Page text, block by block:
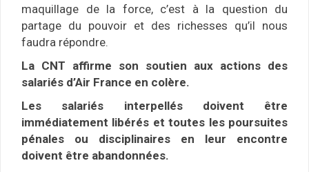
maquillage de la force, c’est à la question du
partage du pouvoir et des richesses qu’il nous
faudra répondre.
La CNT affirme son soutien aux actions des
salariés d’Air France en colère.
Les salariés interpellés doivent être
immédiatement libérés et toutes les poursuites
pénales ou disciplinaires en leur encontre
doivent être abandonnées.